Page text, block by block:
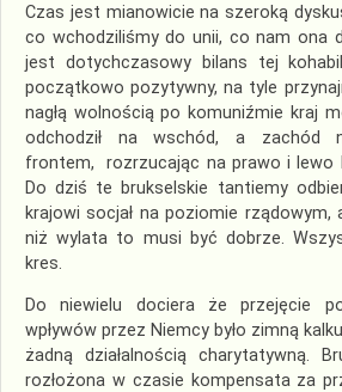
Czas jest mianowicie na szeroką
co wchodziliśmy do unii, co nam ona
jest dotychczasowy bilans tej
początkowo pozytywny, na tyle
nagłą wolnością po komuniźmie kraj
odchodził na wschód, a zachód
frontem, rozrzucając na prawo i lewo
Do dziś te brukselskie tantiemy
krajowi socjał na poziomie
niż wylata to musi być dobrze.
kres.
Do niewielu dociera że przejęcie
wpływów przez Niemcy było zimną
żadną działalnością charytatywną.
rozłożona w czasie kompensata za